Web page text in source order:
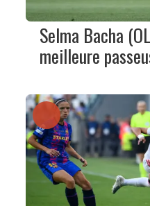
Selma Bacha
meilleure